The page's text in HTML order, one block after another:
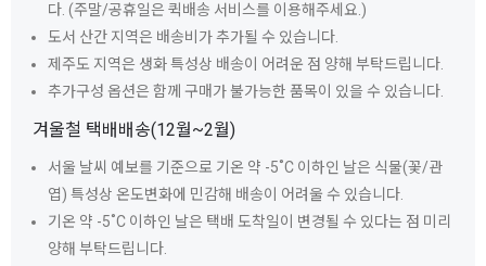
다. (주말/공휴일은 퀵배송 서비스를 이용해주세요.)
도서 산간 지역은 배송비가 추가될 수 있습니다.
제주도 지역은 생화 특성상 배송이 어려운 점 양해 부탁드립니다.
추가구성 옵션은 함께 구매가 불가능한 품목이 있을 수 있습니다.
겨울철 택배배송(12월~2월)
서울 날씨 예보를 기준으로 기온 약 -5˚C 이하인 날은 식물(꽃/관
엽) 특성상 온도변화에 민감해 배송이 어려울 수 있습니다.
기온 약 -5˚C 이하인 날은 택배 도착일이 변경될 수 있다는 점 미리
양해 부탁드립니다.